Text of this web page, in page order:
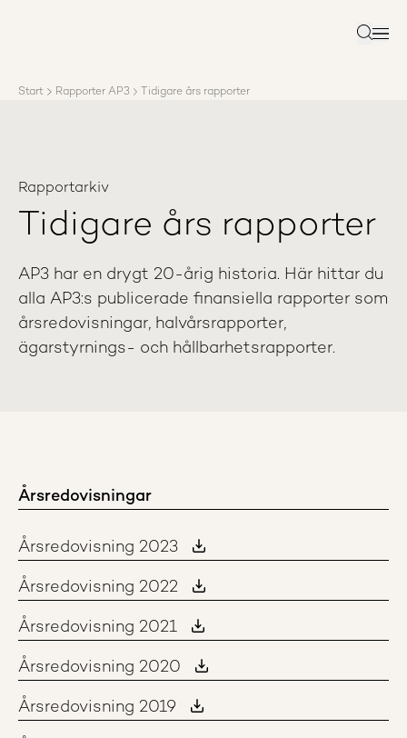
Rapporter
Sök
Start Rapporter AP3 Tidigare års rapporter
Rapportarkiv
Tidigare års rapporter
AP3 har en drygt 20-årig historia. Här hittar du
alla AP3:s publicerade finansiella rapporter som
årsredovisningar, halvårsrapporter,
ägarstyrnings- och hållbarhetsrapporter.
Årsredovisningar
Årsredovisning 2023
Årsredovisning 2022
Årsredovisning 2021
Årsredovisning 2020
Årsredovisning 2019